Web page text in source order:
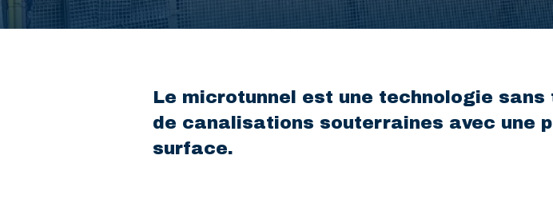
Le microtunnel est une technologie
de canalisations souterraines avec une
surface.